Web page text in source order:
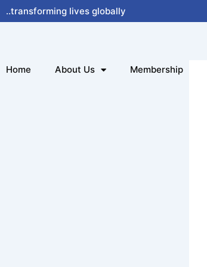
Skip
to
..transforming lives globally
Home About Us Membership